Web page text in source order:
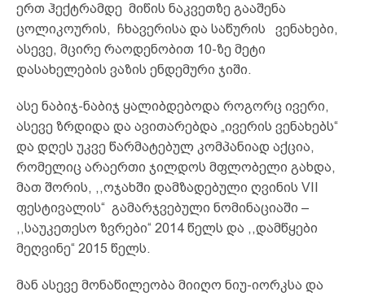
ერთ ჰექტრამდე მიწის ნაკვეთზე გააშენა
ცოლიკოურის, ჩხავერისა და საწურის ვენახები,
ასევე, მცირე რაოდენობით 10-ზე მეტი
დასახელების ვაზის ენდემური ჯიში.
ასე ნაბიჯ-ნაბიჯ ყალიბდებოდა როგორც ივერი,
ასევე ზრდიდა და ავითარებდა „ივერის ვენახებს“
და დღეს უკვე წარმატებულ კომპანიად აქცია,
რომელიც არაერთი ჯილდოს მფლობელი გახდა,
მათ შორის, ,,ოჯახში დამზადებული ღვინის VII
ფესტივალის“ გამარჯვებული ნომინაციაში –
,,საუკეთესო ზვრები“ 2014 წელს და ,,დამწყები
მეღვინე“ 2015 წელს.
მან ასევე მონაწილეობა მიიღო ნიუ-იორკსა და